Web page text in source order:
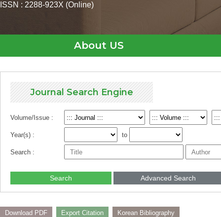
ISSN : 2288-923X (Online)
About US
Journal Search Engine
Volume/Issue :
Year(s) : to
Search :
Search Advanced Search
Download PDF Export Citation Korean Bibliography